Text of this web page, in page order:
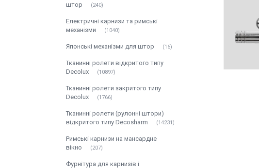
штор
240
Електричні карнизи та римські
механізми
1040
Японські механізми для штор 16
Тканинні ролети відкритого типу
Decolux
10897
Тканинні ролети закритого типу
Decolux
1766
Тканинні ролети (рулонні штори)
відкритого типу Decosharm
14231
Римські карнизи на мансардне
вікно
207
Фурнітура для карнизів і